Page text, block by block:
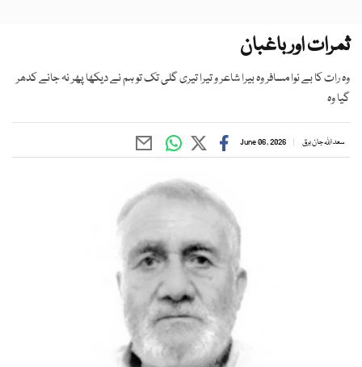
ثمرات اور باغبان
وہ رات کا بے نوا مسافر وہ بیرا شاعر و تیرا تیری گلی تک تو ہم نے دیکھا پھر نہ جانے کدھر
گیا وہ
سعد اللہ جان برق June 06, 2026